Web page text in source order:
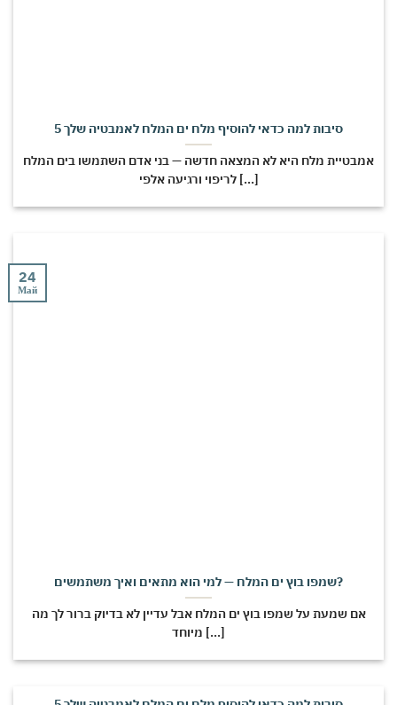
5 סיבות למה כדאי להוסיף מלח ים המלח לאמבטיה שלך
אמבטיית מלח היא לא המצאה חדשה — בני אדם השתמשו בים המלח
לריפוי ורגיעה אלפי [...]
שמפו בוץ ים המלח — למי הוא מתאים ואיך משתמשים?
אם שמעת על שמפו בוץ ים המלח אבל עדיין לא בדיוק ברור לך מה
מיוחד [...]
24
Май